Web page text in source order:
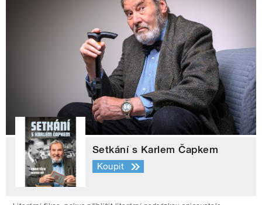
Setkání s Karlem Čapkem
Koupit